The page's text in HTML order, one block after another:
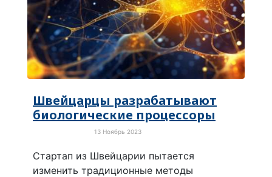
Швейцарцы разрабатывают
биологические процессоры
13 Ноябрь 2023
Стартап из Швейцарии пытается
изменить традиционные методы